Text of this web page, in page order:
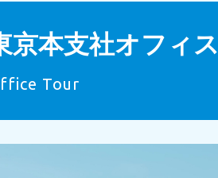
京本支社オフィ
Tour